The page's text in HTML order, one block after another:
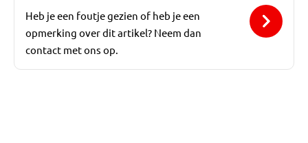
Heb je een foutje gezien of heb je een
opmerking over dit artikel? Neem dan
contact met ons op.